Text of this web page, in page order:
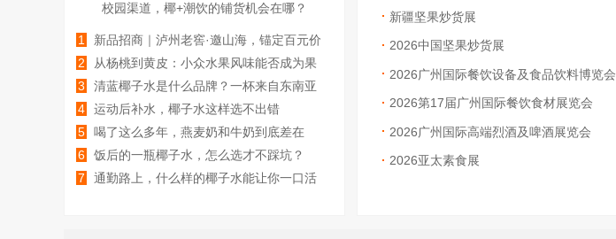
展）
新疆坚果炒货展
2026中国坚果炒货展
2026广州国际餐饮设备及食品饮料博览会
2026第17届广州国际餐饮食材展览会
2026广州国际高端烈酒及啤酒展览会
2026亚太素食展
校园渠道，椰+潮饮的铺货机会在哪？
1
新品招商｜泸州老窖·邀山海，锚定百元价
格带，让经销商
2
从杨桃到黄皮：小众水果风味能否成为果
汁赛道的新增长极？
3
清蓝椰子水是什么品牌？一杯来自东南亚
的天然电解质
4
运动后补水，椰子水这样选不出错
5
喝了这么多年，燕麦奶和牛奶到底差在
哪？
6
饭后的一瓶椰子水，怎么选才不踩坑？
7
通勤路上，什么样的椰子水能让你一口活